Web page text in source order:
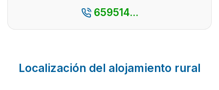
659514...
Localización del alojamiento rural